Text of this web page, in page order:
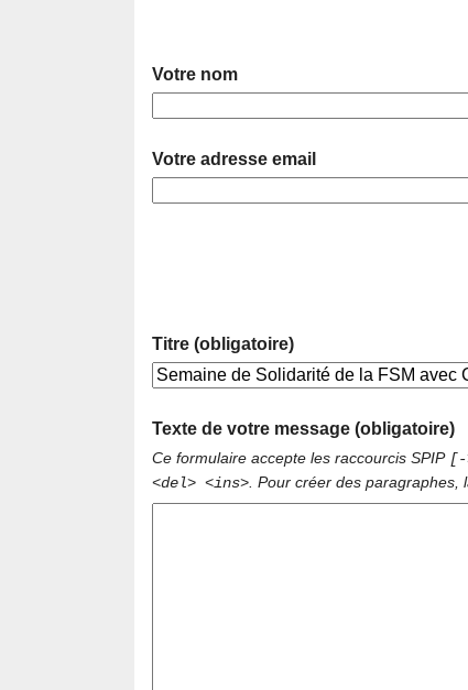
Votre nom
Votre adresse email
Titre (obligatoire)
Texte de votre message (obligatoire)
Ce formulaire accepte les raccourcis SPIP [-
<del> <ins> . Pour créer des